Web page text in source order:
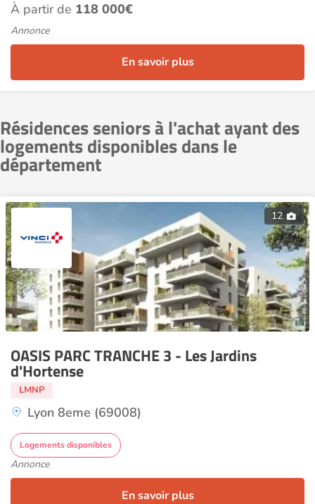
À partir de 118 000€
Annonce
En savoir plus
Résidences seniors à l'achat ayant des
logements disponibles dans le
département
12
OASIS PARC TRANCHE 3 - Les Jardins
d'Hortense
LMNP
Lyon 8eme (69008)
Logements disponibles
Annonce
En savoir plus